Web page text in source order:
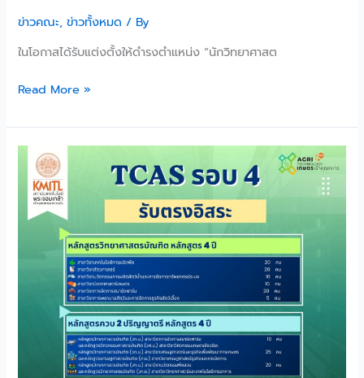
ข่าวคณะ,ข่าวทั้งหมด / By
ในโอกาสได้รับแต่งตั้งให้ดำรงตำแหน่ง “นักวิทยาศาสต
เอกชน
เทคโนโลยี
Read More »
สุดท้าย
เปิด